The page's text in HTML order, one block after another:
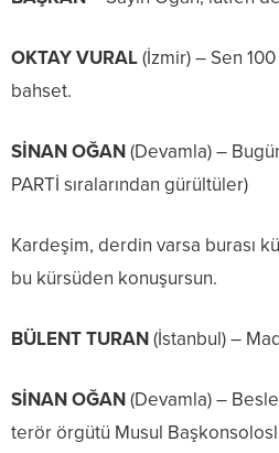
OKTAY VURAL(İzmir) – Sen
bahset.
SİNAN OĞAN(Devamla) –
PARTİ sıralarından gürültüler)
Kardeşim, derdin varsa burası
bu kürsüden konuşursun.
BÜLENT TURAN(İstanbul) –
SİNAN OĞAN(Devamla) –
terör örgütü Musul